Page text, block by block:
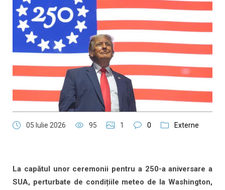
05 Iulie 2026 95 1 0 Externe
La capătul unor ceremonii pentru a 250-a aniversare a
SUA, perturbate de condițiile meteo de la Washington,